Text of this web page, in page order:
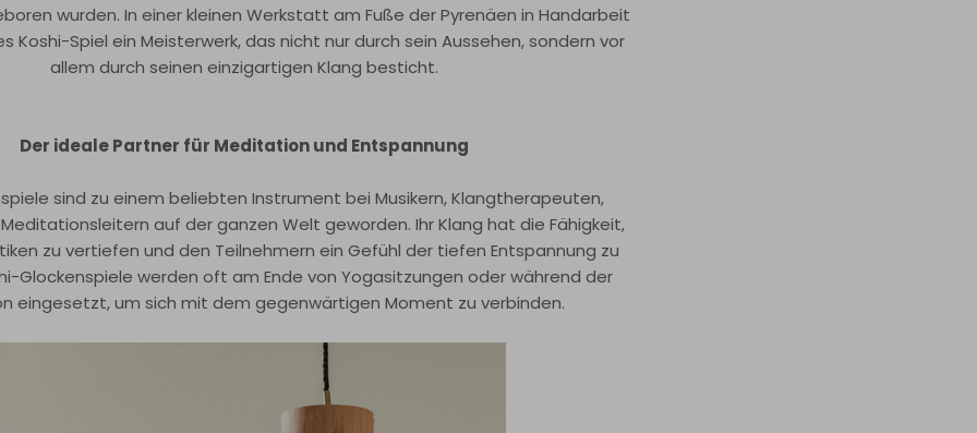
wurden. In einer kleinen Werkstatt am Fuße der Pyrenäen in Handarbeit
Koshi-Spiel ein Meisterwerk, das nicht nur durch sein Aussehen, sondern vor
allem durch seinen einzigartigen Klang besticht.
Der ideale Partner für Meditation und Entspannung
sind zu einem beliebten Instrument bei Musikern, Klangtherapeuten,
auf der ganzen Welt geworden. Ihr Klang hat die Fähigkeit,
zu vertiefen und den Teilnehmern ein Gefühl der tiefen Entspannung zu
Glockenspiele werden oft am Ende von Yogasitzungen oder während der
eingesetzt, um sich mit dem gegenwärtigen Moment zu verbinden.